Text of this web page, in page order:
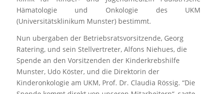
Hämatologie und Onkologie des UKM
(Universitätsklinikum Munster) bestimmt.
Nun ubergaben der Betriebsratsvorsitzende, Georg
Ratering, und sein Stellvertreter, Alfons Niehues, die
Spende an den Vorsitzenden der Kinderkrebshilfe
Munster, Udo Köster, und die Direktorin der
Kinderonkologie am UKM, Prof. Dr. Claudia Rössig. “Die